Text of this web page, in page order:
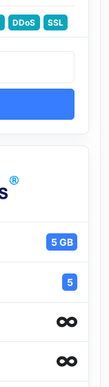
DDoS SSL
5 GB
5